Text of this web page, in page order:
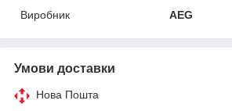
Виробник
AEG
Умови доставки
Нова Пошта